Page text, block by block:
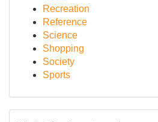
Recreation
Reference
Science
Shopping
Society
Sports